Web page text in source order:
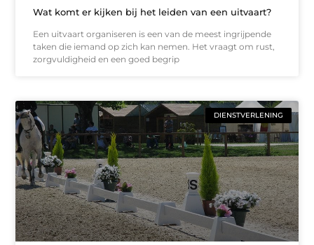
Wat komt er kijken bij het leiden van een uitvaart?
Een uitvaart organiseren is een van de meest ingrijpende
taken die iemand op zich kan nemen. Het vraagt om rust,
zorgvuldigheid en een goed begrip
DIENSTVERLENING